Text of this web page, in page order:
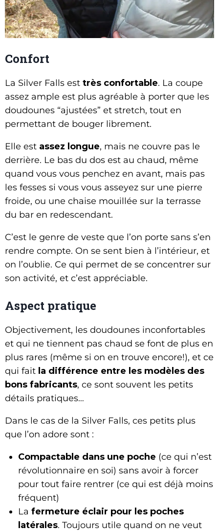
Confort
La Silver Falls est très confortable. La coupe
assez ample est plus agréable à porter que les
doudounes “ajustées” et stretch, tout en
permettant de bouger librement.
Elle est assez longue, mais ne couvre pas le
derrière. Le bas du dos est au chaud, même
quand vous vous penchez en avant, mais pas
les fesses si vous vous asseyez sur une pierre
froide, ou une chaise mouillée sur la terrasse
du bar en redescendant.
C’est le genre de veste que l’on porte sans s’en
rendre compte. On se sent bien à l’intérieur, et
on l’oublie. Ce qui permet de se concentrer sur
son activité, et c’est appréciable.
Aspect pratique
Objectivement, les doudounes inconfortables
et qui ne tiennent pas chaud se font de plus en
plus rares (même si on en trouve encore!), et ce
qui fait la différence entre les modèles des
bons fabricants, ce sont souvent les petits
détails pratiques…
Dans le cas de la Silver Falls, ces petits plus
que l’on adore sont :
Compactable dans une poche (ce qui n’est
révolutionnaire en soi) sans avoir à forcer
pour tout faire rentrer (ce qui est déjà moins
fréquent)
La fermeture éclair pour les poches
latérales. Toujours utile quand on ne veut